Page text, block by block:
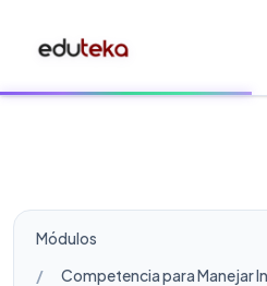
Módulos
Competencia para Manejar